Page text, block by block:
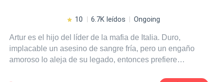
10 6.7K leídos Ongoing
Artur es el hijo del líder de la mafia de Italia. Duro,
implacable un asesino de sangre fría, pero un engaño
amoroso lo aleja de su legado, entonces prefiere